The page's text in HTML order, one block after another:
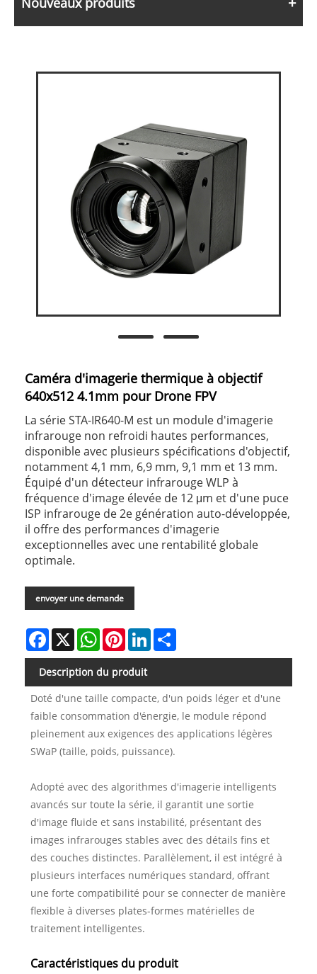
Caméra d'imagerie thermique à objectif
640x512 4.1mm pour Drone FPV
La série STA-IR640-M est un module d'imagerie
infrarouge non refroidi hautes performances,
disponible avec plusieurs spécifications d'objectif,
notamment 4,1 mm, 6,9 mm, 9,1 mm et 13 mm.
Équipé d'un détecteur infrarouge WLP à
fréquence d'image élevée de 12 μm et d'une puce
ISP infrarouge de 2e génération auto-développée,
il offre des performances d'imagerie
exceptionnelles avec une rentabilité globale
optimale.
envoyer une demande
Facebook
X WhatsAppPinterestLinkedIn
Description du produit
Doté d'une taille compacte, d'un poids léger et d'une
faible consommation d'énergie, le module répond
pleinement aux exigences des applications légères
SWaP (taille, poids, puissance).
Adopté avec des algorithmes d'imagerie intelligents
avancés sur toute la série, il garantit une sortie
d'image fluide et sans instabilité, présentant des
images infrarouges stables avec des détails fins et
des couches distinctes. Parallèlement, il est intégré à
plusieurs interfaces numériques standard, offrant
une forte compatibilité pour se connecter de manière
flexible à diverses plates-formes matérielles de
traitement intelligentes.
Caractéristiques du produit